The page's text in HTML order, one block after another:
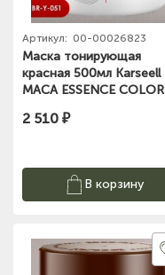
Артикул: 00-00026823
Маска тонирующая
красная 500мл Karseell
MACA ESSENCE COLOR
MASK
2 510 ₽
В корзину